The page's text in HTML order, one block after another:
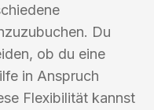
Du
ob du eine
in Anspruch
Flexibilität kannst